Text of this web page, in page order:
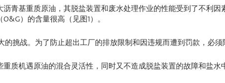
青基重质原油，其脱盐装置和废水处理作业的性能受到了不利
）的含量很高（见图1）。
挑战。为了防止超出工厂的排放限制和因违规而遭到罚款，必须
质机遇原油的混合灵活性，同时又不造成脱盐装置的故障和盐